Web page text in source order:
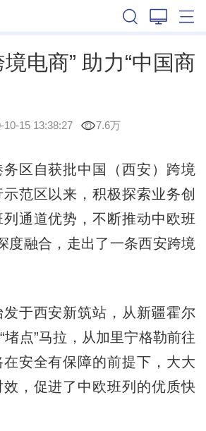
电商” 助力“中国商
10-15 13:38:27 7.6万
自获批中国（西安）跨境
范区以来，积极探索业务创
通道优势，不断推动中欧班
度融合，走出了一条西安跨境
西安新筑站，从新疆霍尔
堵点”马拉，从加里宁格勒前往
安全有保障的前提下，大大
，促进了中欧班列的优质快